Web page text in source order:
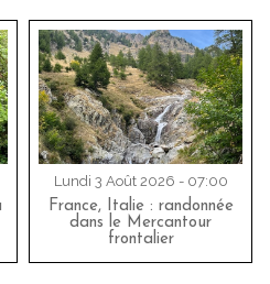
Lundi 3 Août 2026 - 07:00
France, Italie : randonnée
dans le Mercantour
frontalier